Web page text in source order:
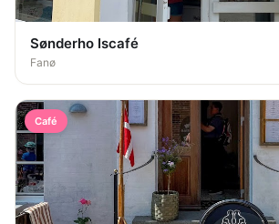
Sønderho Iscafé
Fanø
Café